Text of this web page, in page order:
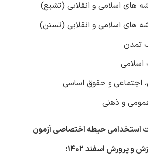
های اسلامی و انقلابی (تشیع)
های اسلامی و انقلابی (تسنن)
تمدن
اسلامی
اجتماعی و حقوق اساسی
و ذهنی
استخدامی حیطه اختصاصی آزمون
و پرورش اسفند 1402: